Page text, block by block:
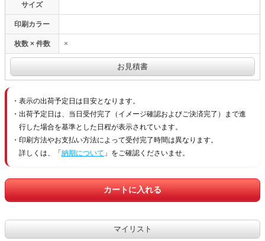
サイズ
印刷カラー
枚数 × 件数 ×
表示の出荷予定日は目安となります。
出荷予定日は、当日受付完了（イメージ確認およびご決済完了）まで進
行した場合を基準とした日程が表示されています。
印刷方法やお支払い方法によって受付完了時間は異なります。
詳しくは、「 納期について 」をご確認くださいませ。